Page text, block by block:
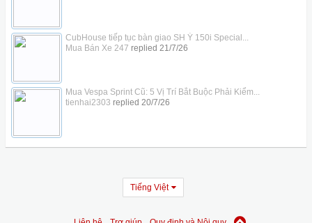
CubHouse tiếp tục bàn giao SH Ý 150i Special...
Mua Bán Xe 247 replied 21/7/26
Mua Vespa Sprint Cũ: 5 Vị Trí Bắt Buộc Phải Kiểm...
tienhai2303 replied 20/7/26
Tiếng Việt